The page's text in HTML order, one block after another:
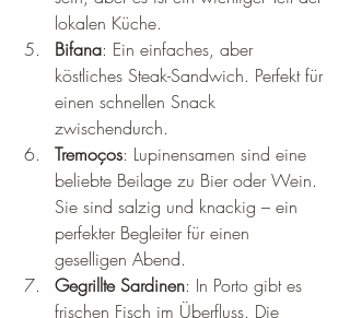
lokalen Küche.
Bifana: Ein einfaches, aber
köstliches Steak-Sandwich. Perfekt für
einen schnellen Snack
zwischendurch.
Tremoços: Lupinensamen sind eine
beliebte Beilage zu Bier oder Wein.
Sie sind salzig und knackig – ein
perfekter Begleiter für einen
geselligen Abend.
Gegrillte Sardinen: In Porto gibt es
frischen Fisch im Überfluss. Die